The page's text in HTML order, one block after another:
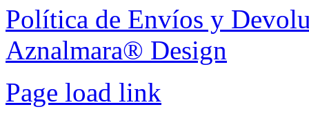
Política de Envíos y
Aznalmara® Design
Page load link